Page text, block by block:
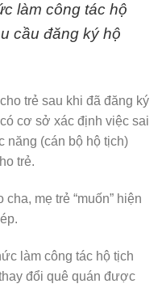
làm công tác hộ
cầu đăng ký hộ
trẻ sau khi đã đăng ký
cơ sở xác định việc sai
năng (cán bộ hộ tịch)
trẻ.
mẹ trẻ “muốn” hiện
làm công tác hộ tịch
đổi quê quán được